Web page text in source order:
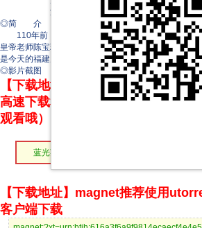
汪羽纶
◎简 介
110年前，在八闽大地全社会和海外华侨的强力支
皇帝老师陈宝琛历经千辛万苦创办了全闽师范学堂，
是今天的福建师范大学，展现了一百多年前八闽人民的
◎影片截图
【下载地址】本站专属下载器：点
高速下载和在线播放 专治迅雷无法
观看哦）
蓝光英语中字
【下载地址】magnet推荐使用
客户端下载